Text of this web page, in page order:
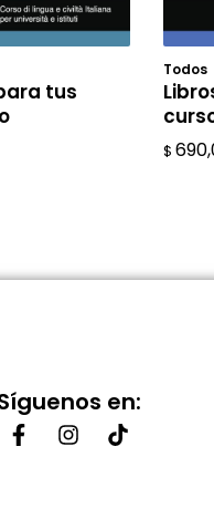
tus
Todos
$
en: